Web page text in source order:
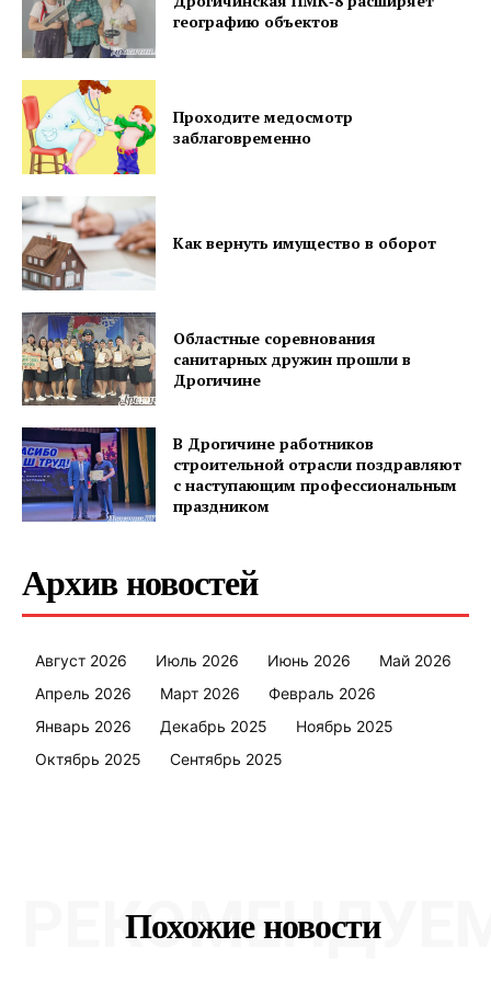
Правила использования материалов
Электронные обращения
географию объектов
Проходите медосмотр
заблаговременно
Как вернуть имущество в оборот
Областные соревнования
санитарных дружин прошли в
Дрогичине
В Дрогичине работников
строительной отрасли поздравляют
с наступающим профессиональным
праздником
Архив новостей
Август 2026 Июль 2026 Июнь 2026
Май 2026
Апрель 2026
Март 2026
Февраль 2026
Январь 2026
Декабрь 2025
Ноябрь 2025
Октябрь 2025
Сентябрь 2025
Похожие новости